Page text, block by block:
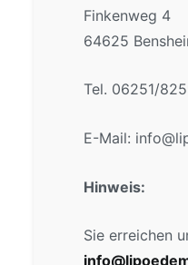
Finkenweg 4
64625
Tel. 06251/
E-Mail:
Hinweis:
Sie erreichen